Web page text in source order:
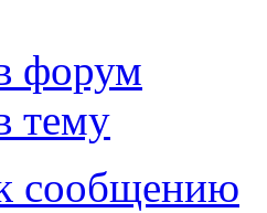
форум
тему
сообщению